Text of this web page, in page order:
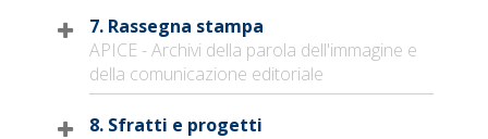
7. Rassegna stampa
APICE - Archivi della parola dell'immagine e
della comunicazione editoriale
8. Sfratti e progetti